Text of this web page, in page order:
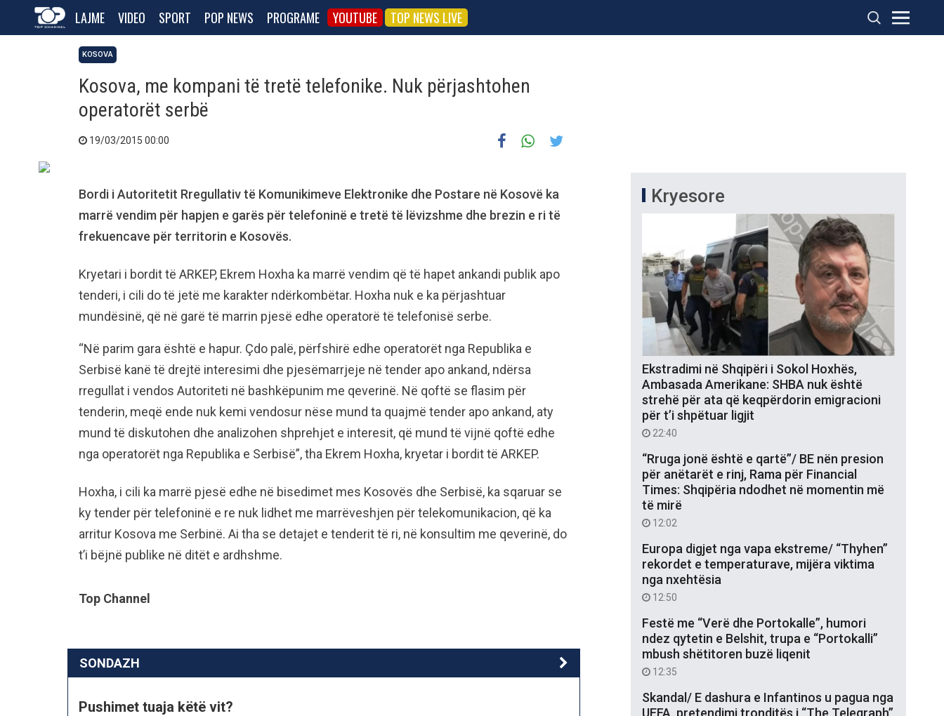
LAJME VIDEO SPORT POP NEWS PROGRAME YOUTUBE TOP NEWS LIVE
KOSOVA
Kosova, me kompani të tretë telefonike. Nuk përjashtohen
operatorët serbë
19/03/2015 00:00
Bordi i Autoritetit Rregullativ të Komunikimeve Elektronike dhe Postare në Kosovë ka
marrë vendim për hapjen e garës për telefoninë e tretë të lëvizshme dhe brezin e ri të
frekuencave për territorin e Kosovës.
Kryetari i bordit të ARKEP, Ekrem Hoxha ka marrë vendim që të hapet ankandi publik apo
tenderi, i cili do të jetë me karakter ndërkombëtar. Hoxha nuk e ka përjashtuar
mundësinë, që në garë të marrin pjesë edhe operatorë të telefonisë serbe.
“Në parim gara është e hapur. Çdo palë, përfshirë edhe operatorët nga Republika e
Serbisë kanë të drejtë interesimi dhe pjesëmarrjeje në tender apo ankand, ndërsa
rregullat i vendos Autoriteti në bashkëpunim me qeverinë. Në qoftë se flasim për
tenderin, meqë ende nuk kemi vendosur nëse mund ta quajmë tender apo ankand, aty
mund të diskutohen dhe analizohen shprehjet e interesit, që mund të vijnë qoftë edhe
nga operatorët nga Republika e Serbisë”, tha Ekrem Hoxha, kryetar i bordit të ARKEP.
Hoxha, i cili ka marrë pjesë edhe në bisedimet mes Kosovës dhe Serbisë, ka sqaruar se
ky tender për telefoninë e re nuk lidhet me marrëveshjen për telekomunikacion, që ka
arritur Kosova me Serbinë. Ai tha se detajet e tenderit të ri, në konsultim me qeverinë, do
t’i bëjnë publike në ditët e ardhshme.
Top Channel
SONDAZH
Pushimet tuaja këtë vit?
Kryesore
Ekstradimi në Shqipëri i Sokol Hoxhës,
Ambasada Amerikane: SHBA nuk është
strehë për ata që keqpërdorin emigracioni
për t’i shpëtuar ligjit
22:40
“Rruga jonë është e qartë”/ BE nën presion
për anëtarët e rinj, Rama për Financial
Times: Shqipëria ndodhet në momentin më
të mirë
12:02
Europa digjet nga vapa ekstreme/ “Thyhen”
rekordet e temperaturave, mijëra viktima
nga nxehtësia
12:50
Festë me “Verë dhe Portokalle”, humori
ndez qytetin e Belshit, trupa e “Portokalli”
mbush shëtitoren buzë liqenit
12:35
Skandal/ E dashura e Infantinos u pagua nga
UEFA, pretendimi tronditës i “The Telegraph”